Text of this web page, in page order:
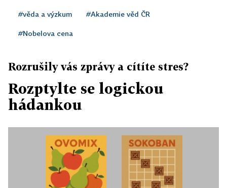
#věda a výzkum #Akademie věd ČR
#Nobelova cena
Rozrušily vás zprávy a cítíte stres?
Rozptylte se logickou
hádankou